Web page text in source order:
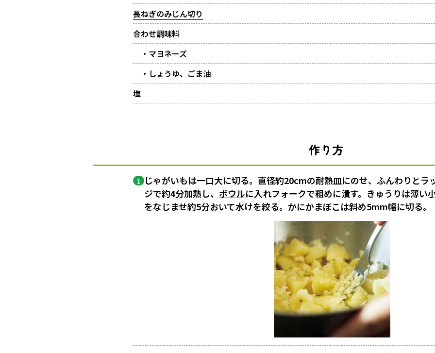
長ねぎのみじん切り
合わせ調味料
・マヨネーズ
・しょうゆ、ごま油
塩
作り方
1 じゃがいもは一口大に切る。直径約20cmの耐熱皿にのせ、ふんわりとラ
ジで約4分加熱し、 ボウルに入れフォークで粗めに潰す。きゅうりは薄い
をなじませ約5分おいて水けを絞る。かにかまぼこは斜め5mm幅に切る。